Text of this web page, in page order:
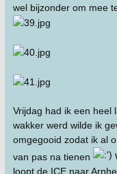
wel bijzonder om mee
Vrijdag had ik een heel
wakker werd wilde ik
omgegooid zodat ik al
van pas na tienen
loopt de ICE naar